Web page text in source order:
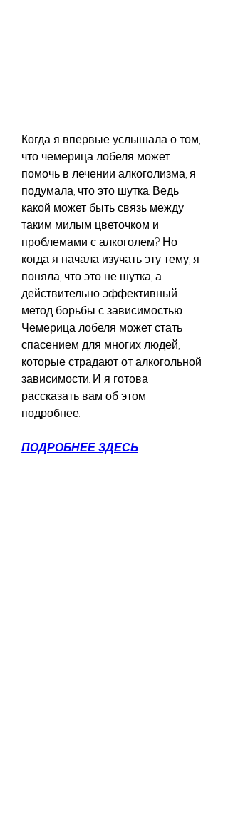
Когда я впервые услышала о том,
что чемерица лобеля может
помочь в лечении алкоголизма, я
подумала, что это шутка. Ведь
какой может быть связь между
таким милым цветочком и
проблемами с алкоголем? Но
когда я начала изучать эту тему, я
поняла, что это не шутка, а
действительно эффективный
метод борьбы с зависимостью.
Чемерица лобеля может стать
спасением для многих людей,
которые страдают от алкогольной
зависимости. И я готова
рассказать вам об этом
подробнее.
ПОДРОБНЕЕ ЗДЕСЬ